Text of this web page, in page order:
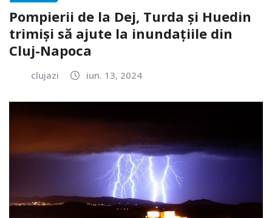
Pompierii de la Dej, Turda și Huedin
trimiși să ajute la inundațiile din
Cluj-Napoca
clujazi iun. 13, 2024